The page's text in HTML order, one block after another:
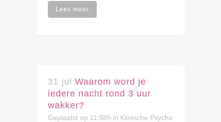
Lees meer
31 jul Waarom word je
iedere nacht rond 3 uur
wakker?
Geplaatst op 11:58h in Klinische Psycho